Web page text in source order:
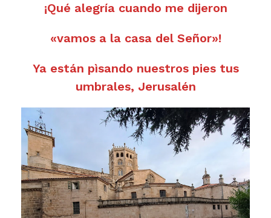
¡Qué alegría cuando me dijeron
«vamos a la casa del Señor»!
Ya están pìsando nuestros pies tus
umbrales, Jerusalén